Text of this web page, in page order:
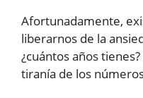
Afortunadamente,
liberarnos de la
¿cuántos años
tiranía de los